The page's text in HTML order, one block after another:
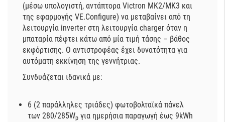
(μέσω υπολογιστή, αντάπτορα Victron MK2/ΜΚ3 και
της εφαρμογής VE.Configure) να μεταβαίνει από τη
λειτουργία inverter στη λειτουργία charger όταν η
μπαταρία πέφτει κάτω από μία τιμή τάσης – βάθος
εκφόρτισης. Ο αντιστροφέας έχει δυνατότητα για
αυτόματη εκκίνηση της γεννήτριας.
Συνδυάζεται ιδανικά με:
6 (2 παράλληλες τριάδες) φωτοβολταϊκά πάνελ
των 280/285Wp για ημερήσια παραγωγή έως 9kWh